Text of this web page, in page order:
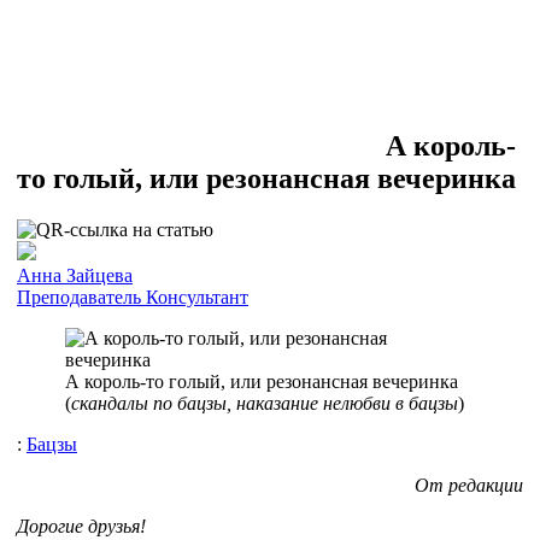
А король-
то голый, или резонансная вечеринка
Анна Зайцева
Преподаватель Консультант
А король-то голый, или резонансная вечеринка
(скандалы по бацзы, наказание нелюбви в бацзы)
: Бацзы
От редакции
Дорогие друзья!